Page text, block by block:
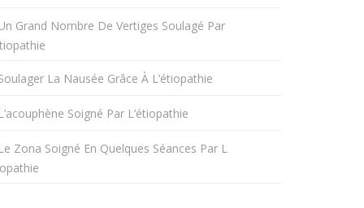
Grand Nombre De Vertiges Soulagé Par
La Nausée Grâce À L’étiopathie
L’acouphène Soigné Par L’étiopathie
Le Zona Soigné En Quelques Séances Par L